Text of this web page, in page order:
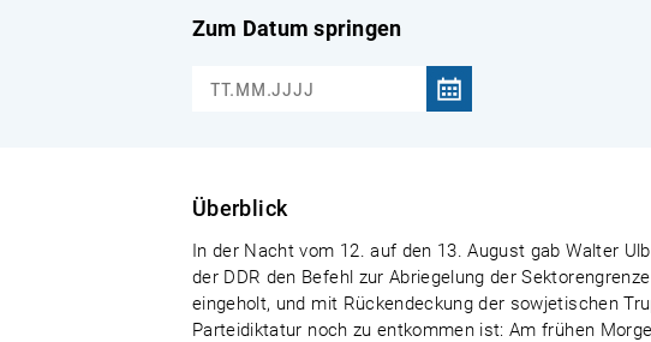
Zum Datum springen
Überblick
In der Nacht vom 12. auf den 13. August gab Walter
der DDR den Befehl zur Abriegelung der
eingeholt, und mit Rückendeckung der sowjetischen
Parteidiktatur noch zu entkommen ist: Am frühen